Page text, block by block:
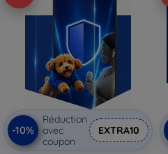
-10%
Réduction
avec
coupon
EXTRA10